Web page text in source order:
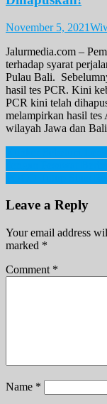
November 5, 2021
Jalurmedia.com –
terhadap syarat
Pulau Bali.
hasil tes PCR. Kini
PCR kini telah
melampirkan hasil tes
wilayah Jawa dan
Post
navigation
Leave a Reply
Your email address
marked *
Comment *
Name *